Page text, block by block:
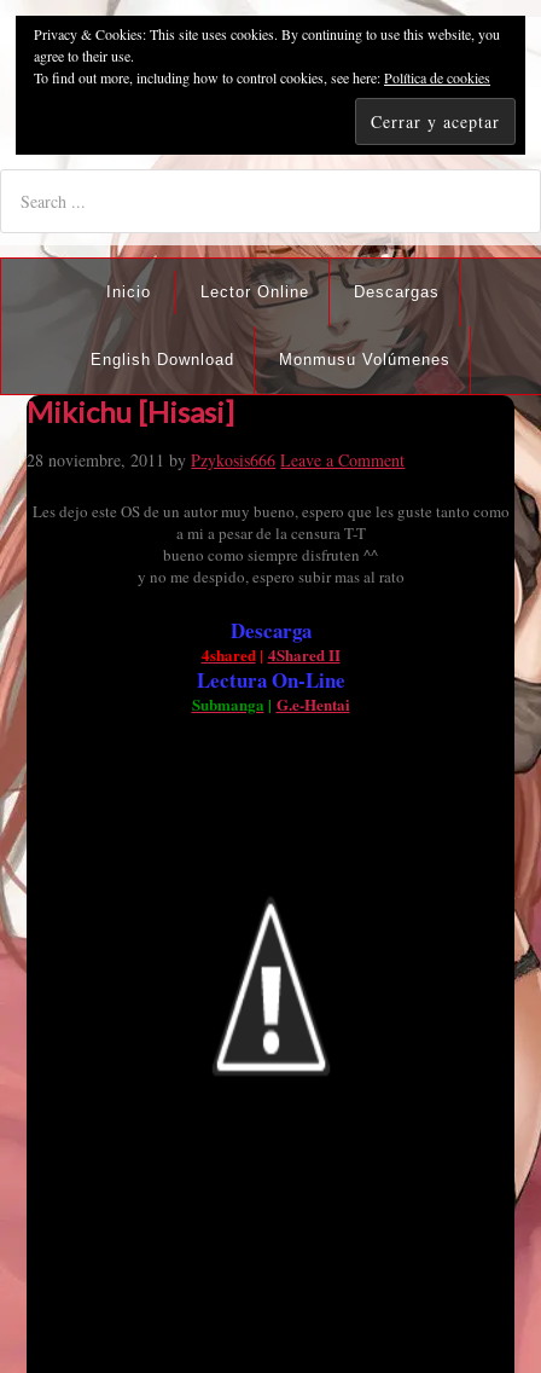
Pzykosis666HFansub
"I'm the best there is at what I do, but what I do best isn't very
Inicio Lector Online Descargas
English Download Monmusu Volúmenes
Mikichu [Hisasi]
28 noviembre, 2011 byPzykosis666 Leave a Comment
Les dejo este OS de un autor muy bueno, espero que les guste tanto como
a mi a pesar de la censura T-T
bueno como siempre disfruten ^^
y no me despido, espero subir mas al rato
Descarga
4shared| 4Shared II
Lectura On-Line
Submanga | G.e-Hentai
Privacy & Cookies: This site uses cookies. By continuing to use this website, you
agree to their use.
To find out more, including how to control cookies, see here:Política de cookies